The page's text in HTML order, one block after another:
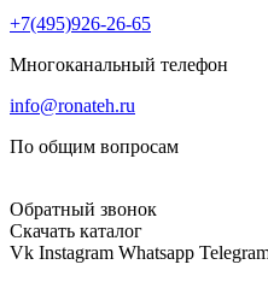
+7(495)926-26-65
Многоканальный телефон
info@ronateh.ru
По общим вопросам
Обратный звонок
Скачать каталог
Vk Instagram Whatsapp